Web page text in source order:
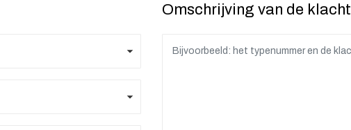
Omschrijving van de klacht